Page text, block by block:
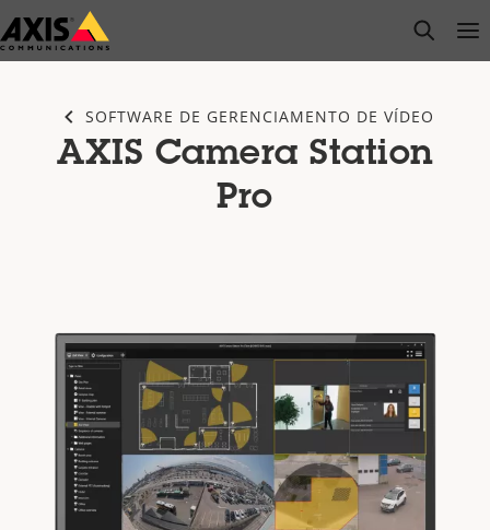
Pular
para
open
SOFTWARE DE GERENCIAMENTO DE VÍDEO
AXIS Camera Station
Pro